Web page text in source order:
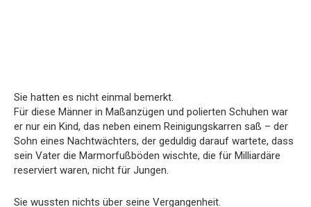
Sie hatten es nicht einmal bemerkt.
Für diese Männer in Maßanzügen und polierten Schuhen war
er nur ein Kind, das neben einem Reinigungskarren saß – der
Sohn eines Nachtwächters, der geduldig darauf wartete, dass
sein Vater die Marmorfußböden wischte, die für Milliardäre
reserviert waren, nicht für Jungen.
Sie wussten nichts über seine Vergangenheit.